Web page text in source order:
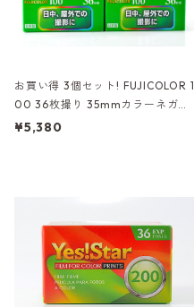
お買い得 3個セット! FUJICOLOR 1
00 36枚撮り 35mmカラーネガフ
ィルム 富士フイルム フジカラー
¥5,380